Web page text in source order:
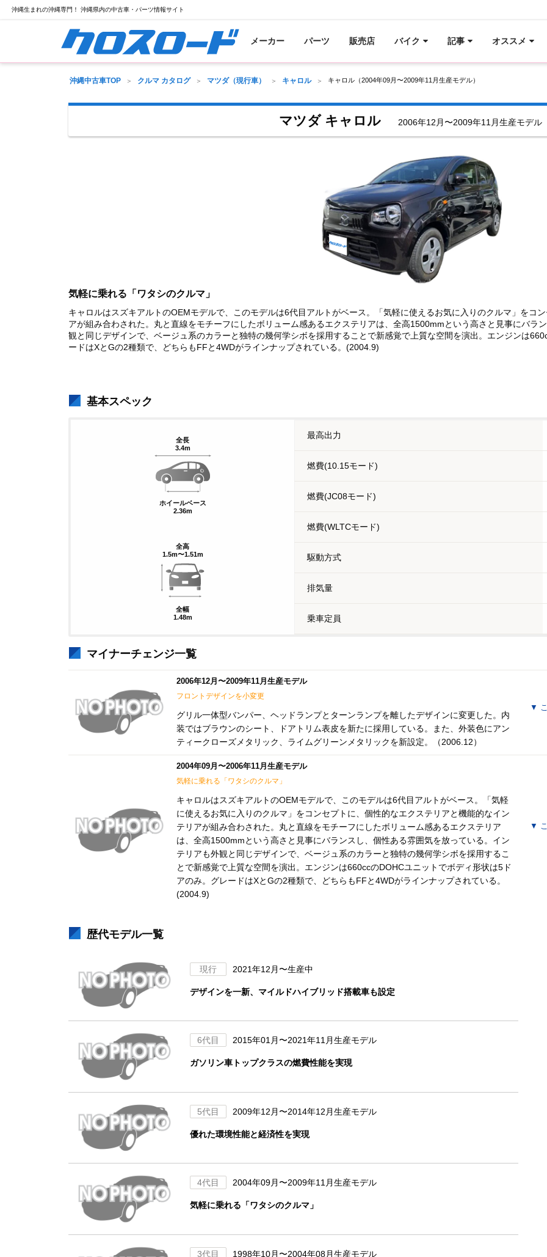
沖縄生まれの沖縄専門！ 沖縄県内の中古車・パーツ情報サイト
メーカー パーツ 販売店 バイク 記事 オススメ
沖縄中古車TOP クルマ カタログ マツダ（現行車） キャロル キャロル（2004年09月〜2009年11月生産モデル）
マツダ キャロル 2006年12月〜2009年11月生産モデル
気軽に乗れる「ワタシのクルマ」
キャロルはスズキアルトのOEMモデルで、このモデルは6代目アルトがベース。「気軽に使えるお気に入りのクルマ」をコ
アが組み合わされた。丸と直線をモチーフにしたボリューム感あるエクステリアは、全高1500mmという高さと見事にバラ
観と同じデザインで、ベージュ系のカラーと独特の幾何学シボを採用することで新感覚で上質な空間を演出。エンジンは
ードはXとGの2種類で、どちらもFFと4WDがラインナップされている。(2004.9)
基本スペック
全長
3.4m
ホイールベース
2.36m
全高
1.5m〜1.51m
全幅
1.48m
最高出力
燃費(10.15モード)
燃費(JC08モード)
燃費(WLTCモード)
駆動方式
排気量
乗車定員
マイナーチェンジ一覧
2006年12月〜2009年11月生産モデル
フロントデザインを小変更
グリル一体型バンパー、ヘッドランプとターンランプを離したデザインに変更した。内
装ではブラウンのシート、ドアトリム表皮を新たに採用している。また、外装色にアン
ティークローズメタリック、ライムグリーンメタリックを新設定。（2006.12）
▼
2004年09月〜2006年11月生産モデル
気軽に乗れる「ワタシのクルマ」
キャロルはスズキアルトのOEMモデルで、このモデルは6代目アルトがベース。「気軽
に使えるお気に入りのクルマ」をコンセプトに、個性的なエクステリアと機能的なイン
テリアが組み合わされた。丸と直線をモチーフにしたボリューム感あるエクステリア
は、全高1500mmという高さと見事にバランスし、個性ある雰囲気を放っている。イン
テリアも外観と同じデザインで、ベージュ系のカラーと独特の幾何学シボを採用するこ
とで新感覚で上質な空間を演出。エンジンは660ccのDOHCユニットでボディ形状は5ド
アのみ。グレードはXとGの2種類で、どちらもFFと4WDがラインナップされている。
(2004.9)
▼
歴代モデル一覧
現行 2021年12月〜生産中
デザインを一新、マイルドハイブリッド搭載車も設定
6代目 2015年01月〜2021年11月生産モデル
ガソリン車トップクラスの燃費性能を実現
5代目 2009年12月〜2014年12月生産モデル
優れた環境性能と経済性を実現
4代目 2004年09月〜2009年11月生産モデル
気軽に乗れる「ワタシのクルマ」
3代目 1998年10月〜2004年08月生産モデル